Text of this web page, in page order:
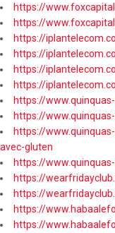
https://
https://
https://
https://
https://
https://
https://
https://
https://
avec-gluten
https://
https://
https://
https://
https://